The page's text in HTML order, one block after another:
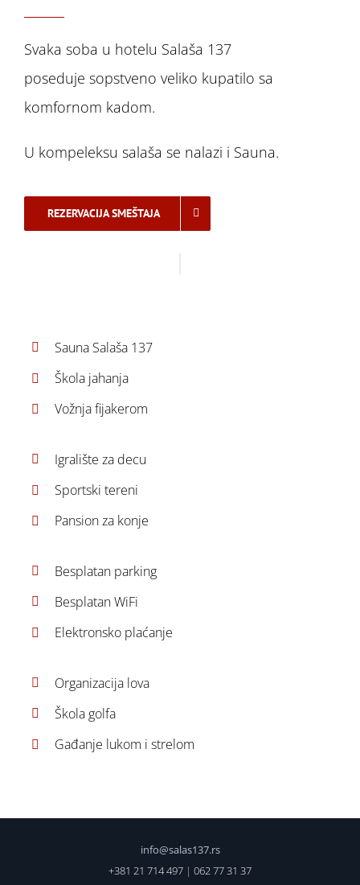
Svaka soba u hotelu Salaša 137
poseduje sopstveno veliko kupatilo sa
komfornom kadom.
U kompeleksu salaša se nalazi i Sauna.
REZERVACIJA SMEŠTAJA
Sauna Salaša 137
Škola jahanja
Vožnja fijakerom
Igralište za decu
Sportski tereni
Pansion za konje
Besplatan parking
Besplatan WiFi
Elektronsko plaćanje
Organizacija lova
Škola golfa
Gađanje lukom i strelom
info@salas137.rs
+381 21 714 497 | 062 77 31 37